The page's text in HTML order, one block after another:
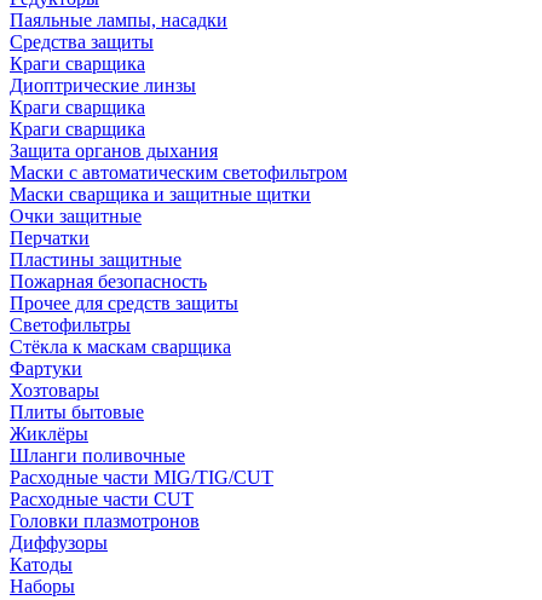
Паяльные лампы, насадки
Средства защиты
Краги сварщика
Диоптрические линзы
Краги сварщика
Краги сварщика
Защита органов дыхания
Маски с автоматическим светофильтром
Маски сварщика и защитные щитки
Очки защитные
Перчатки
Пластины защитные
Пожарная безопасность
Прочее для средств защиты
Светофильтры
Стёкла к маскам сварщика
Фартуки
Хозтовары
Плиты бытовые
Жиклёры
Шланги поливочные
Расходные части MIG/TIG/CUT
Расходные части CUT
Головки плазмотронов
Диффузоры
Катоды
Наборы